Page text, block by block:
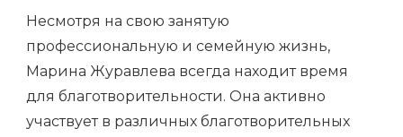
Несмотря на свою занятую
профессиональную и семейную жизнь,
Марина Журавлева всегда находит время
для благотворительности. Она активно
участвует в различных благотворительных